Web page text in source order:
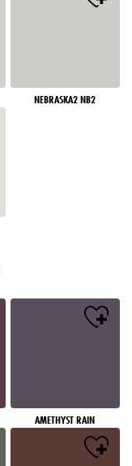
NEBRASKA2 NB2
AMETHYST RAIN